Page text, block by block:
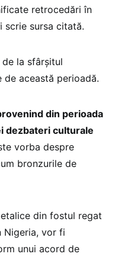
retrocedări în
scrie sursa citată.
la sfârşitul
de această perioadă.
din perioada
dezbateri culturale
vorba despre
bronzurile de
din fostul regat
Nigeria, vor fi
unui acord de